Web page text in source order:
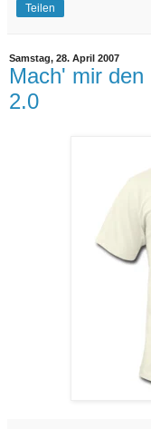
Teilen
Samstag, 28. April 2007
Mach' mir
2.0